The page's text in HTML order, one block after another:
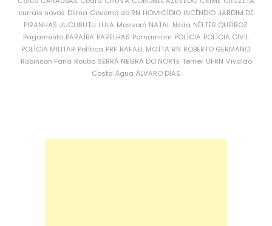
currais novos Dilma Governo do RN HOMICÍDIO INCÊNDIO JARDIM DE
PIRANHAS JUCURUTU LULA Mossoró NATAL Nilda NÉLTER QUEIROZ
Pagamento PARAÍBA PARELHAS Parnamirim POLÍCIA POLÍCIA CIVIL
POLÍCIA MILITAR Política PRF RAFAEL MOTTA RN ROBERTO GERMANO
Robinson Faria Roubo SERRA NEGRA DO NORTE Temer UFRN Vivaldo
Costa Água ÁLVARO DIAS